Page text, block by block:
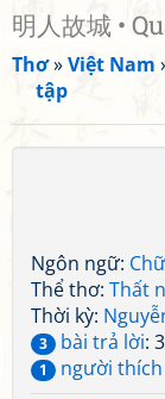
明人故城 •
Thơ»Việt Nam
tập
Ngôn ngữ:
Thể thơ: Thất
Thời kỳ:
3 bài trả lời:
1
người thích